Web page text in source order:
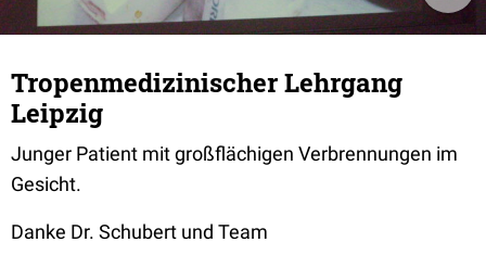
Tropenmedizinischer Lehrgang
Leipzig
Junger Patient mit großflächigen Verbrennungen im
Gesicht.
Danke Dr. Schubert und Team